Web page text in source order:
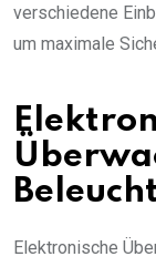
verschiedene
um maximale
Elektronische